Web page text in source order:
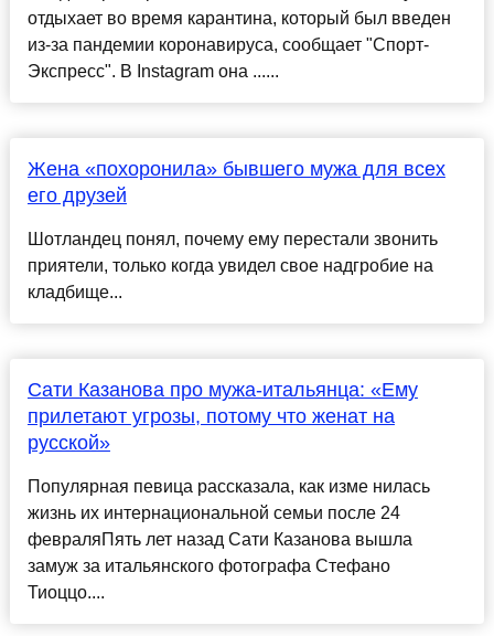
отдыхает во время карантина, который был введен
из-за пандемии коронавируса, сообщает "Спорт-
Экспресс". В Instagram она ......
Жена «похоронила» бывшего мужа для всех
его друзей
Шотландец понял, почему ему перестали звонить
приятели, только когда увидел свое надгробие на
кладбище...
Сати Казанова про мужа-итальянца: «Ему
прилетают угрозы, потому что женат на
русской»
Популярная певица рассказала, как изме нилась
жизнь их интернациональной семьи после 24
февраляПять лет назад Сати Казанова вышла
замуж за итальянского фотографа Стефано
Тиоццо....